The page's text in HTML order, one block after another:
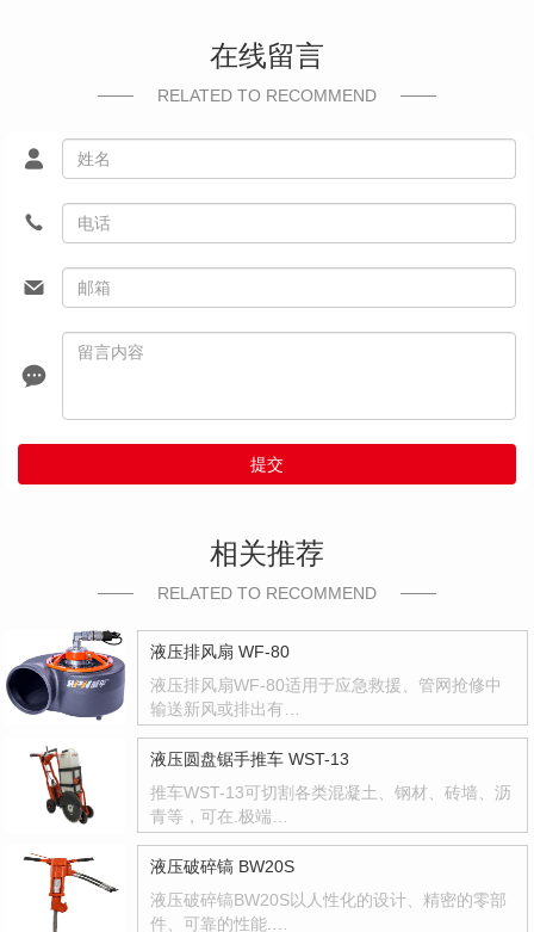
在线留言
RELATED TO RECOMMEND
提交
相关推荐
RELATED TO RECOMMEND
液压排风扇 WF-80
液压排风扇WF-80适用于应急救援、管网抢修中
输送新风或排出有…
液压圆盘锯手推车 WST-13
推车WST-13可切割各类混凝土、钢材、砖墙、沥
青等，可在.极端…
液压破碎镐 BW20S
液压破碎镐BW20S以人性化的设计、精密的零部
件、可靠的性能.…